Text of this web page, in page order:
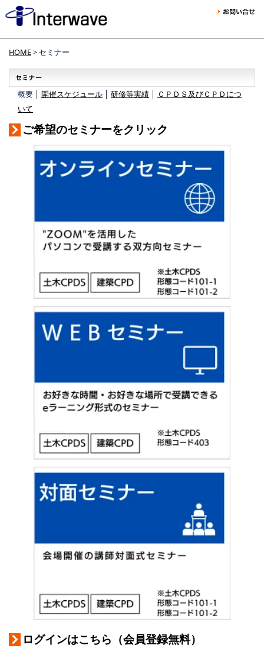
HOME> セミナー
概要 │ 開催スケジュール 研修等実績
ＣＰＤＳ及びＣＰＤにつ
いて
ご希望のセミナーをクリック
ログインはこちら（会員登録無料）